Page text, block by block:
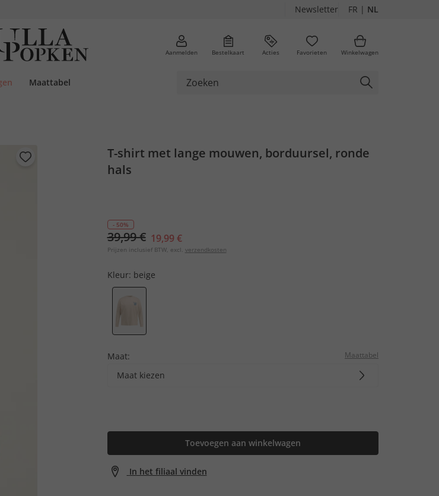
Newsletter FR | NL
Aanmelden Bestelkaart Acties Favorieten Winkelwagen
Maattabel
T-shirt met lange mouwen, borduursel, ronde
hals
- 50%
39,99 € 19,99 €
Prijzen inclusief BTW, excl. verzendkosten
Kleur: beige
Maat: Maattabel
Maat kiezen
Toevoegen aan winkelwagen
In het filiaal vinden